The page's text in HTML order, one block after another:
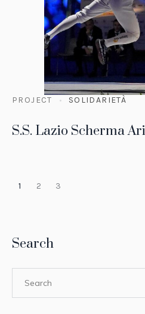
PROJECT SOLIDARIETÀ
S.S. Lazio Scherma
1 2 3
Search